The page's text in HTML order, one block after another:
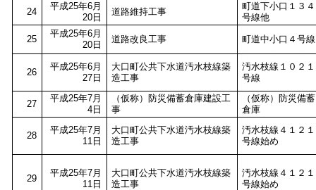
24
平成25年6月
20日
道路維持工事
町道下小口１３４
号線他
25
平成25年6月
20日
道路改良工事 町道中小口４号線
26
平成25年6月
27日
大口町公共下水道汚水枝線築
造工事
汚水枝線１０２１
号線
27
平成25年7月
4日
（仮称）防災備蓄倉庫建設工
事
（仮称）防災備蓄
倉庫
28
平成25年7月
11日
大口町公共下水道汚水枝線築
造工事
汚水枝線４１２１
号線始め
29
平成25年7月
11日
大口町公共下水道汚水枝線築
造工事
汚水枝線４１２１
号線始め